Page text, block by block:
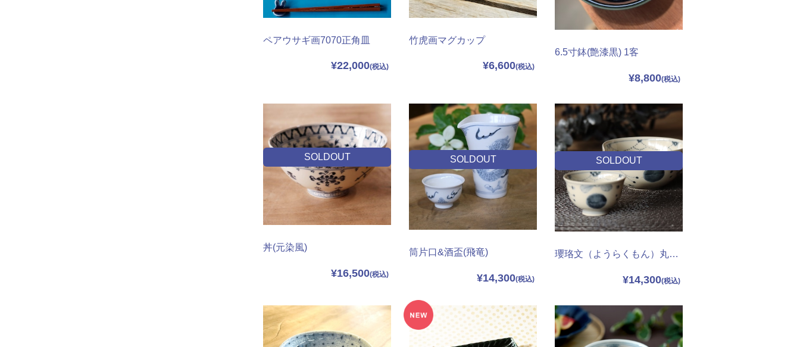
ペアウサギ画7070正角皿
¥22,000
竹虎画マグカップ
¥6,600
6.5寸鉢(艶漆黒) 1客
¥8,800
SOLDOUT
丼(元染風)
¥16,500
SOLDOUT
筒片口&酒盃(飛竜)
¥14,300
SOLDOUT
瓔珞文（ようらくもん）丸片口＆酒杯
¥14,300